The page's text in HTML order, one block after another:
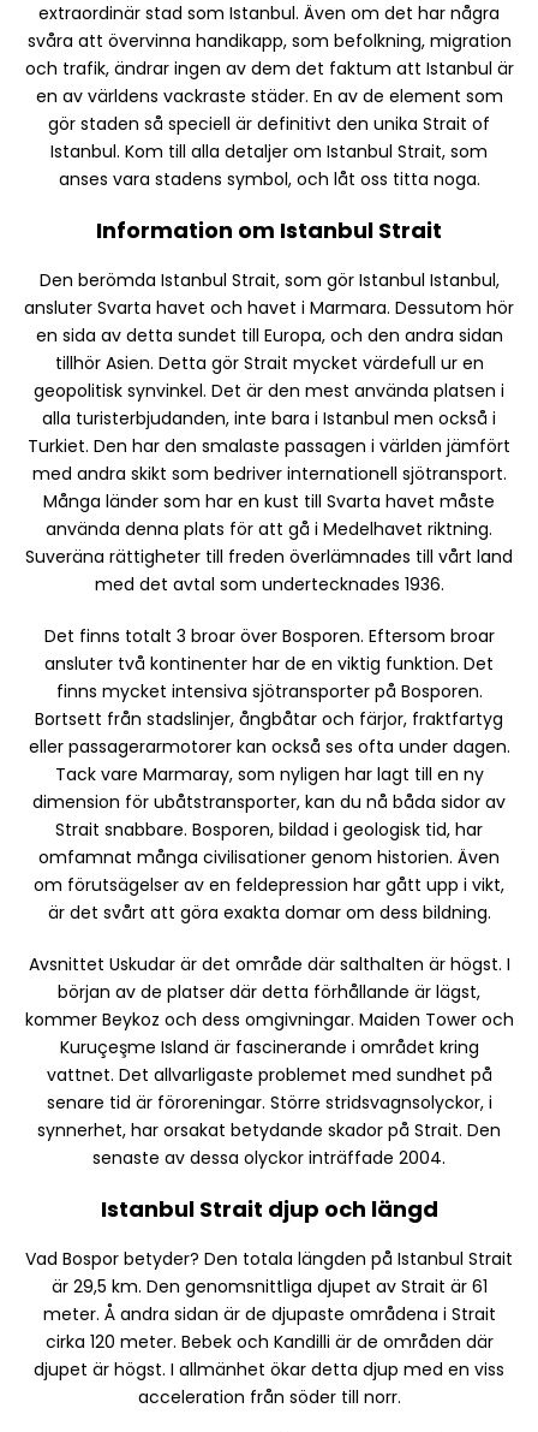
extraordinär stad som Istanbul. Även om det har några
svåra att övervinna handikapp, som befolkning, migration
och trafik, ändrar ingen av dem det faktum att Istanbul är
en av världens vackraste städer. En av de element som
gör staden så speciell är definitivt den unika Strait of
Istanbul. Kom till alla detaljer om Istanbul Strait, som
anses vara stadens symbol, och låt oss titta noga.
Information om Istanbul Strait
Den berömda Istanbul Strait, som gör Istanbul Istanbul,
ansluter Svarta havet och havet i Marmara. Dessutom hör
en sida av detta sundet till Europa, och den andra sidan
tillhör Asien. Detta gör Strait mycket värdefull ur en
geopolitisk synvinkel. Det är den mest använda platsen i
alla turisterbjudanden, inte bara i Istanbul men också i
Turkiet. Den har den smalaste passagen i världen jämfört
med andra skikt som bedriver internationell sjötransport.
Många länder som har en kust till Svarta havet måste
använda denna plats för att gå i Medelhavet riktning.
Suveräna rättigheter till freden överlämnades till vårt land
med det avtal som undertecknades 1936.
Det finns totalt 3 broar över Bosporen. Eftersom broar
ansluter två kontinenter har de en viktig funktion. Det
finns mycket intensiva sjötransporter på Bosporen.
Bortsett från stadslinjer, ångbåtar och färjor, fraktfartyg
eller passagerarmotorer kan också ses ofta under dagen.
Tack vare Marmaray, som nyligen har lagt till en ny
dimension för ubåtstransporter, kan du nå båda sidor av
Strait snabbare. Bosporen, bildad i geologisk tid, har
omfamnat många civilisationer genom historien. Även
om förutsägelser av en feldepression har gått upp i vikt,
är det svårt att göra exakta domar om dess bildning.
Avsnittet Uskudar är det område där salthalten är högst. I
början av de platser där detta förhållande är lägst,
kommer Beykoz och dess omgivningar. Maiden Tower och
Kuruçeşme Island är fascinerande i området kring
vattnet. Det allvarligaste problemet med sundhet på
senare tid är föroreningar. Större stridsvagnsolyckor, i
synnerhet, har orsakat betydande skador på Strait. Den
senaste av dessa olyckor inträffade 2004.
Istanbul Strait djup och längd
Vad Bospor betyder? Den totala längden på Istanbul Strait
är 29,5 km. Den genomsnittliga djupet av Strait är 61
meter. Å andra sidan är de djupaste områdena i Strait
cirka 120 meter. Bebek och Kandilli är de områden där
djupet är högst. I allmänhet ökar detta djup med en viss
acceleration från söder till norr.